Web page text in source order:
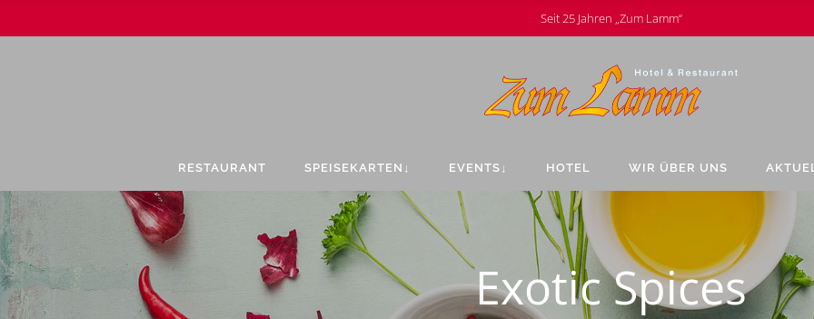
Seit 25 Jahren „Zum Lamm“
RESTAURANT SPEISEKARTEN↓ EVENTS↓ HOTEL WIR ÜBER UNS
Exotic Spices